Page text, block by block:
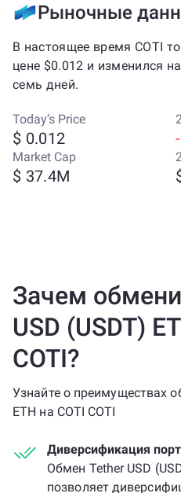
Рыночные
В настоящее время COTI
цене $0.012 и изменился
семь дней.
Today’s Price
$ 0.012
Market Cap
$ 37.4M
Зачем
USD (USDT)
COTI?
Узнайте о преимуществах
ETH на COTI COTI
Диверсификация
Обмен Tether USD
позволяет